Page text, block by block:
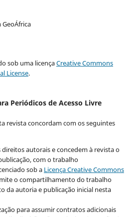
sob uma licençaCreative Commons
License.
Periódicos de Acesso Livre
revista concordam com os seguintes
autorais e concedem à revista o
com o trabalho
sob a Licença Creative Commons
o compartilhamento do trabalho
da autoria e publicação inicial nesta
para assumir contratos adicionais